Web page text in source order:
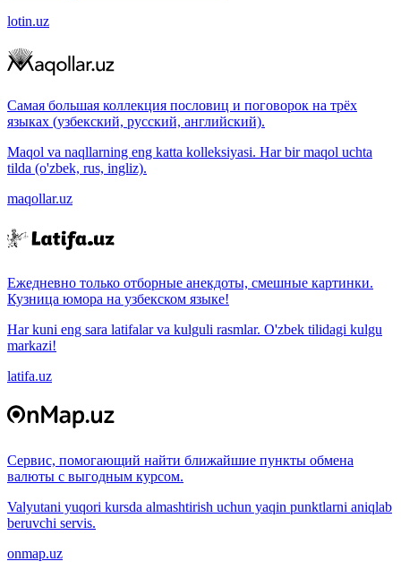
lotin.uz
Самая большая коллекция пословиц и поговорок на трёх
языках (узбекский, русский, английский).
Maqol va naqllarning eng katta kolleksiyasi. Har bir maqol uchta
tilda (o'zbek, rus, ingliz).
maqollar.uz
Ежедневно только отборные анекдоты, смешные картинки.
Кузница юмора на узбекском языке!
Har kuni eng sara latifalar va kulguli rasmlar. O'zbek tilidagi kulgu
markazi!
latifa.uz
Сервис, помогающий найти ближайшие пункты обмена
валюты с выгодным курсом.
Valyutani yuqori kursda almashtirish uchun yaqin punktlarni aniqlab
beruvchi servis.
onmap.uz